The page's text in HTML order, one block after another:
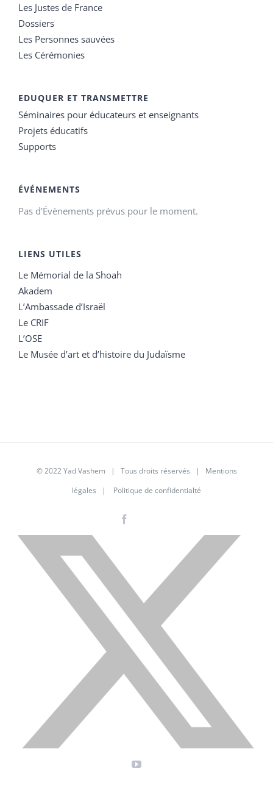
Les Justes de France
Dossiers
Les Personnes sauvées
Les Cérémonies
EDUQUER ET TRANSMETTRE
Séminaires pour éducateurs et enseignants
Projets éducatifs
Supports
ÉVÉNEMENTS
Pas d'Évènements prévus pour le moment.
LIENS UTILES
Le Mémorial de la Shoah
Akadem
L’Ambassade d’Israël
Le CRIF
L’OSE
Le Musée d’art et d’histoire du Judaïsme
© 2022 Yad Vashem | Tous droits réservés | Mentions
légales | Politique de confidentialté
X
YouTube